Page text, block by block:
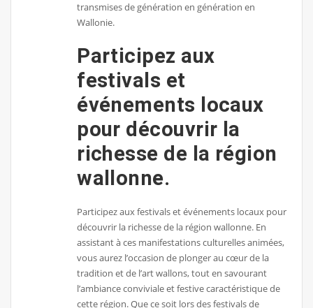
transmises de génération en génération en
Wallonie.
Participez aux
festivals et
événements locaux
pour découvrir la
richesse de la région
wallonne.
Participez aux festivals et événements locaux pour
découvrir la richesse de la région wallonne. En
assistant à ces manifestations culturelles animées,
vous aurez l’occasion de plonger au cœur de la
tradition et de l’art wallons, tout en savourant
l’ambiance conviviale et festive caractéristique de
cette région. Que ce soit lors des festivals de